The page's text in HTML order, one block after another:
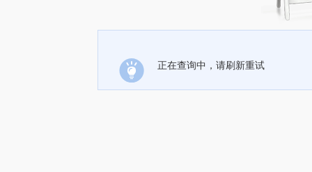
正在查询中，请刷新重试